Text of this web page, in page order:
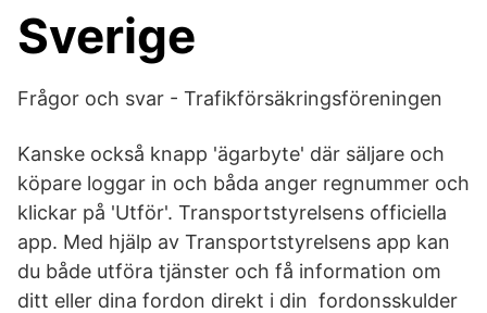
Sverige
Frågor och svar - Trafikförsäkringsföreningen
Kanske också knapp 'ägarbyte' där säljare och
köpare loggar in och båda anger regnummer och
klickar på 'Utför'. Transportstyrelsens officiella
app. Med hjälp av Transportstyrelsens app kan
du både utföra tjänster och få information om
ditt eller dina fordon direkt i din fordonsskulder